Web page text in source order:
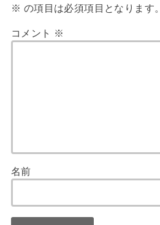
※ の項目は必須項目となります。
コメント ※
名前